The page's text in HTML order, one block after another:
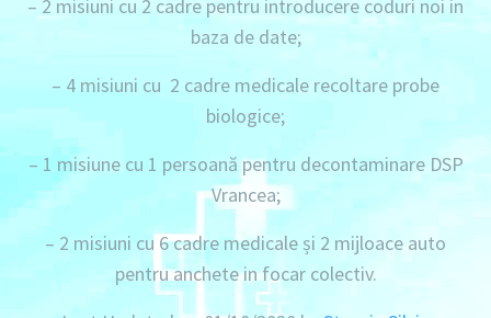
– 2 misiuni cu 2 cadre pentru introducere coduri noi in
baza de date;
– 4 misiuni cu 2 cadre medicale recoltare probe
biologice;
– 1 misiune cu 1 persoană pentru decontaminare DSP
Vrancea;
– 2 misiuni cu 6 cadre medicale și 2 mijloace auto
pentru anchete in focar colectiv.